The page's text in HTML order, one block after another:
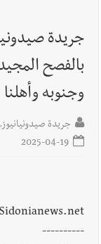
أخبار لبنان
الطقس
جبلا وداخلا
أخبار لبنان قوى
توقيف 6 مروّجين وضبط كميات من المخدّرات
الله؟
جريدة
بالفصح
وجنوبه
جريدة
2025-04-19
Sidonianews.net
----------